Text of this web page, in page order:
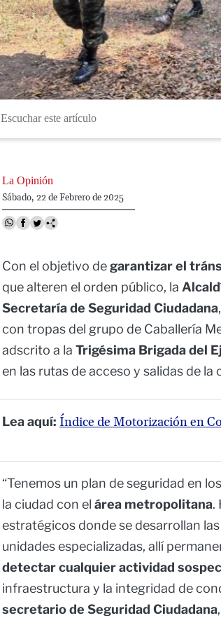
Escuchar este artículo
La Opinión
Sábado, 22 de Febrero de 2025
Con el objetivo de garantizar el
que alteren el orden público, la
Secretaría de Seguridad Ciudadana
con tropas del grupo de Caballería
adscrito a la Trigésima Brigada del
en las rutas de acceso y salidas de la
Lea aquí: Índice de Motorización en
“Tenemos un plan de seguridad en
la ciudad con el área metropolitana.
estratégicos donde se desarrollan
unidades especializadas, allí
detectar cualquier actividad
infraestructura y la integridad de
secretario de Seguridad Ciudadana